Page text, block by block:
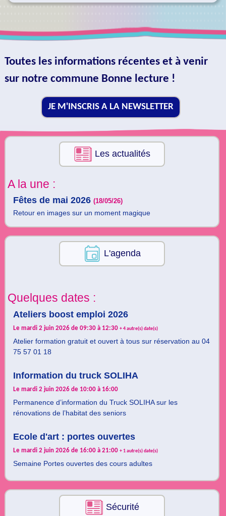
Toutes les informations récentes et à venir
sur notre commune Bonne lecture !
JE M'INSCRIS A LA NEWSLETTER
Les actualités
A la une :
Fêtes de mai 2026 (18/05/26)
Retour en images sur un moment magique
L'agenda
Quelques dates :
Ateliers boost emploi 2026
Le mardi 2 juin 2026 de 09:30 à 12:30 + 4 autre(s) date(s)
Atelier formation gratuit et ouvert à tous sur réservation au 04
75 57 01 18
Information du truck SOLIHA
Le mardi 2 juin 2026 de 10:00 à 16:00
Permanence d’information du Truck SOLIHA sur les
rénovations de l’habitat des seniors
Ecole d'art : portes ouvertes
Le mardi 2 juin 2026 de 16:00 à 21:00 + 1 autre(s) date(s)
Semaine Portes ouvertes des cours adultes
Sécurité